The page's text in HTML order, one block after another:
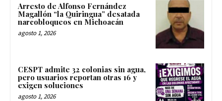
Arresto de Alfonso Fernández
Magallón “la Quiringua” desatada
narcobloqueos en Michoacán
agosto 1, 2026
CESPT admite 32 colonias sin agua,
pero usuarios reportan otras 16 y
exigen soluciones
agosto 1, 2026